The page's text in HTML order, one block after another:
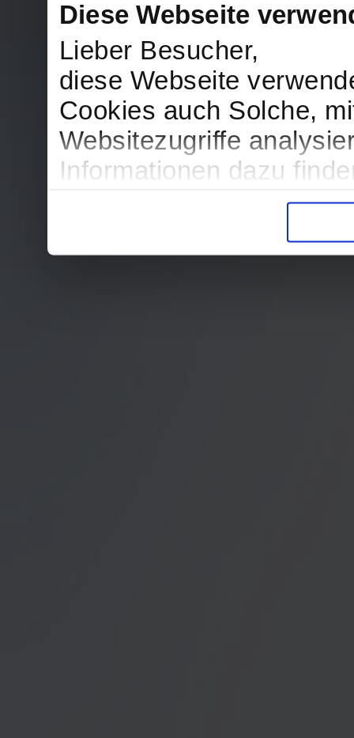
Diese Webseite
Lieber Besucher,
diese Webseite
Cookies auch Solche,
Websitezugriffe
Informationen dazu
in der
finden die Erklärung in